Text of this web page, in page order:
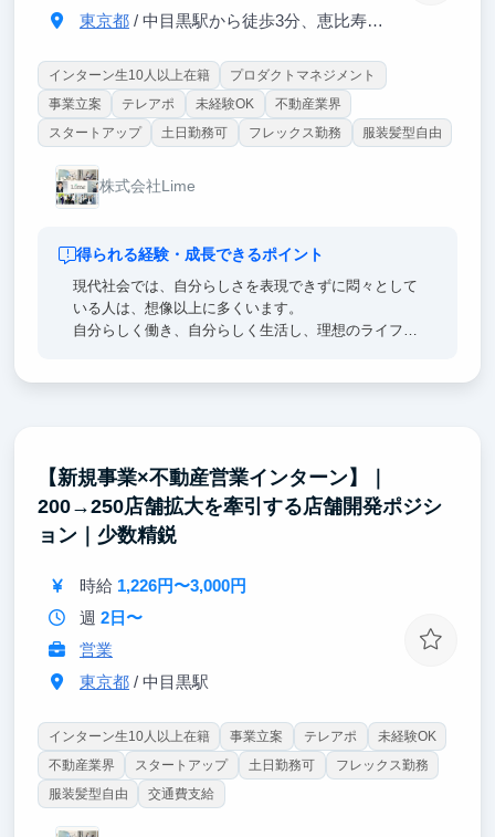
東京都/ 中目黒駅から徒歩3分、恵比寿駅から徒歩10分
インターン生10人以上在籍
プロダクトマネジメント
事業立案
テレアポ 未経験OK
不動産業界
スタートアップ
土日勤務可 フレックス勤務 服装髪型自由
株式会社Lime
得られる経験・成長できるポイント
現代社会では、自分らしさを表現できずに悶々として
いる人は、想像以上に多くいます。
自分らしく働き、自分らしく生活し、理想のライフプ
ドを創造し続けます。
会社としては10ブランドを立ち上げ、100億を目指す
大きなプロジェクト挑戦中です
「成りたい自分」を獲得したいかたは、一緒に自己実
現を目指しましょう。
【新規事業×不動産営業インターン】｜
200→250店舗拡大を牽引する店舗開発ポジシ
ョン｜少数精鋭
時給 1,226円〜3,000円
週 2日〜
営業
東京都/ 中目黒駅
インターン生10人以上在籍 事業立案 テレアポ
未経験OK
不動産業界
スタートアップ 土日勤務可
フレックス勤務
服装髪型自由
交通費支給